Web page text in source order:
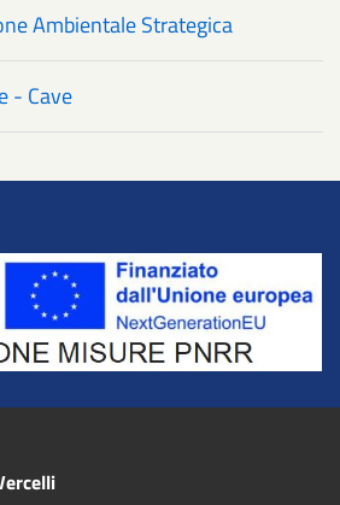
Ambientale Strategica
- Cave